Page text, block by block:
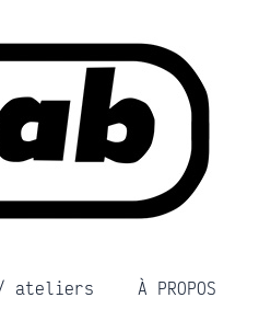
/ ateliers À PROPOS